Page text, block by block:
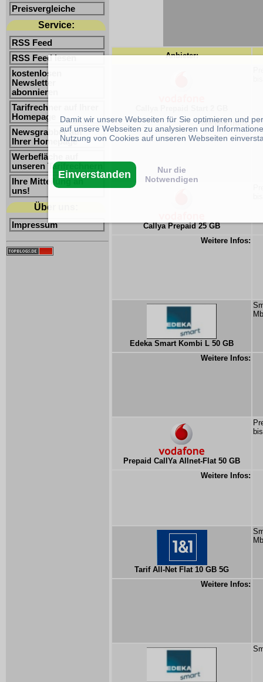
Preisvergleiche
Service:
RSS Feed
RSS Feed lesen
kostenlosen
Newsletter
abonnieren
Tarifrechner auf Ihrer
Homepage
Newsgrabber auf
Ihrer Homepage
Werbefläche auf
unseren Tarifrechnern
Ihre Mitteilung an
uns!
Über uns:
Impressum
Anbieter:
Weitere Infos:
Callya Prepaid 25 GB
Weitere Infos:
Edeka Smart Kombi L 50 GB
Weitere Infos:
Prepaid CallYa Allnet-Flat 50 GB
Weitere Infos:
Tarif All-Net Flat 10 GB 5G
Weitere Infos:
Damit wir unsere Webseiten für Sie optimieren und
auf unsere Webseiten zu analysieren und
Nutzung von Cookies auf unseren Webseiten
Einverstanden
Nur die
Notwendigen